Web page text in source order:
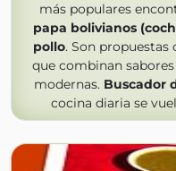
más populares
papa bolivianos
pollo. Son propuestas
que combinan
modernas. Buscador
cocina diaria se